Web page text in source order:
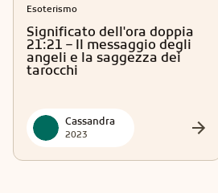
Esoterismo
Significato dell'ora doppia
21:21 – Il messaggio degli
angeli e la saggezza dei
tarocchi
Cassandra
2023